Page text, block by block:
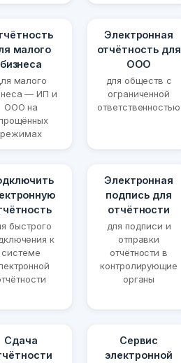
малого
бизнеса
малого
— ИП и
ООО на
режимах
Электронная
отчётность для
ООО
для обществ с
ограниченной
ответственностью
быстрого
к
системе
Электронная
подпись для
отчётности
для подписи и
отправки
отчётности в
контролирующие
органы
Сдача
Сервис
электронной